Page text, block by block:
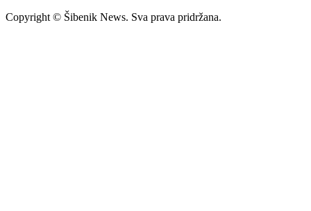
Copyright © Šibenik News. Sva prava pridržana.